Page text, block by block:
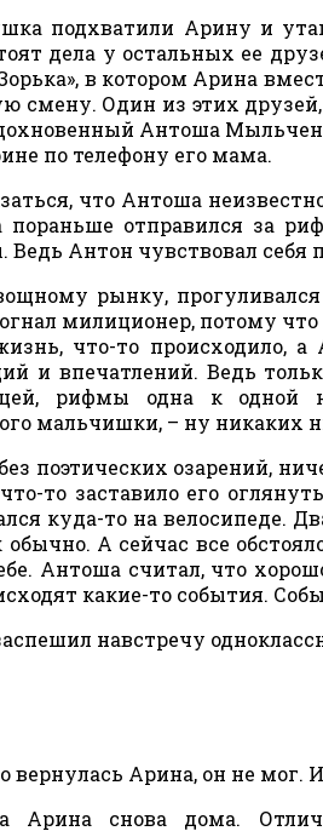
подхватили Арину и
дела у остальных ее
в котором Арина
смену. Один из этих
Антоша
по телефону его мама.
что Антоша
отправился за
Антон чувствовал себя
рынку,
милиционер, потому
что-то происходило, а
и впечатлений. Ведь
рифмы одна к одной
мальчишки, – ну никаких
поэтических озарений,
то заставило его
куда-то на велосипеде.
А сейчас все
Антоша считал, что
какие-то события.
навстречу
вернулась Арина, он не мог.
Арина снова дома.